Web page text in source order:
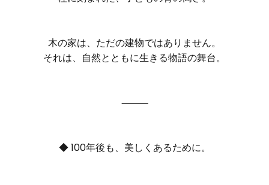
木の家は、ただの建物ではありません。
それは、自然とともに生きる物語の舞台。
⸻
◆ 100年後も、美しくあるために。